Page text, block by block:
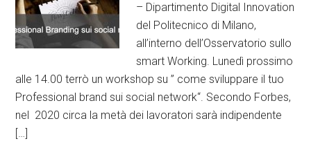
– Dipartimento Digital Innovation
del Politecnico di Milano,
all’interno dell’Osservatorio sullo
smart Working. Lunedì prossimo
alle 14.00 terrò un workshop su ” come sviluppare il tuo
Professional brand sui social network“. Secondo Forbes,
nel 2020 circa la metà dei lavoratori sarà indipendente
[…]